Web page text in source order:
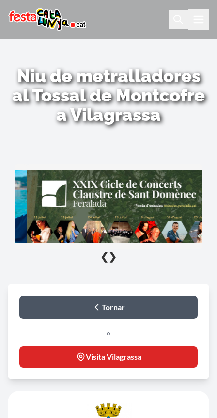
Niu de metralladores
al Tossal de Montcofre
a Vilagrassa
❮ ❯
Tornar
o
Visita Vilagrassa